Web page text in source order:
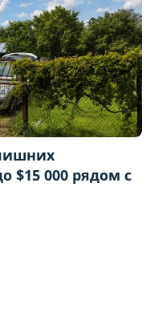
$15 000 рядом с